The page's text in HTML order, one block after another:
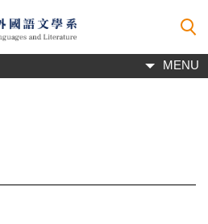
MENU